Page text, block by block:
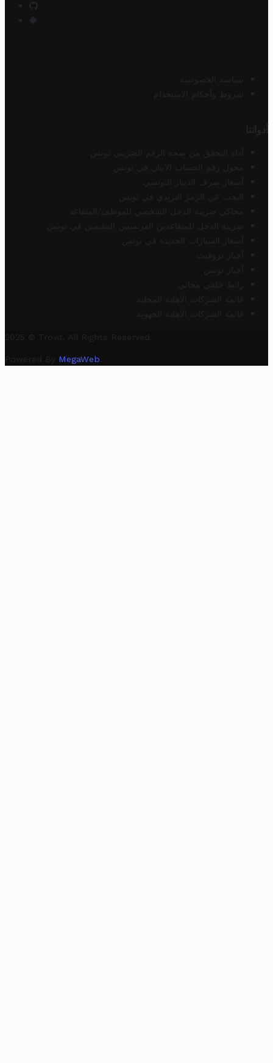
سياسة الخصوصية
شروط وأحكام الاستخدام
أدواتنا
أداة التحقق من صحة الرقم الضريبي تونس
محول رقم الحساب الآيبان في تونس
أسعار صرف الدينار التونسي
البحث عن الرمز البريدي في تونس
محاكي ضريبة الدخل الشخصي للموظف/المتقاعد
ضريبة الدخل للمتقاعدين الفرنسيين المقيمين في تونس
أسعار السيارات الجديدة في تونس
أخبار تروفيت
أخبار تونس
رابط خلفي مجاني
قائمة الشركات الأهلية المحلية
قائمة الشركات الأهلية الجهوية
2025 © Trovit. All Rights Reserved.
Powered By MegaWeb